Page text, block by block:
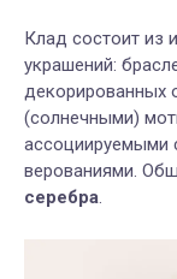
Клад состоит из
украшений:
декорированных
(солнечными)
ассоциируемыми
верованиями.
серебра.